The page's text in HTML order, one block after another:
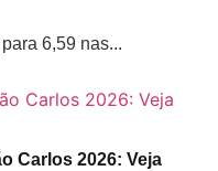
6,59 nas...
Carlos 2026: Veja